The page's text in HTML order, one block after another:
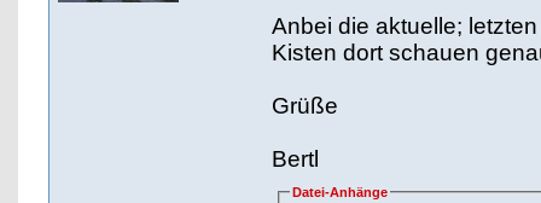
Anbei die aktuelle;
Kisten dort schauen
Grüße
Bertl
Datei-Anhänge